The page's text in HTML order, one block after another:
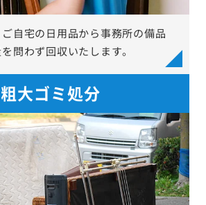
自宅の日用品から事務所の備品
問わず回収いたします。
粗大ゴミ処分